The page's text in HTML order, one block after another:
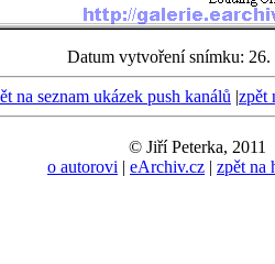
Datum vytvoření snímku: 26.
na seznam ukázek push kanálů |zpět
© Jiří Peterka, 2011
o autorovi | eArchiv.cz | zpět na